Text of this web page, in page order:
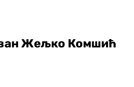
Жељко Комшић